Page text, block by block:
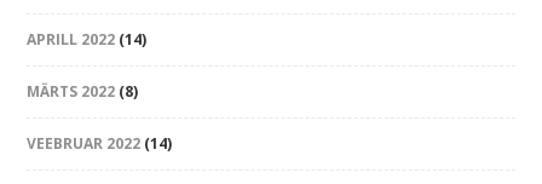
APRILL 2022 (14)
MÄRTS 2022 (8)
VEEBRUAR 2022 (14)